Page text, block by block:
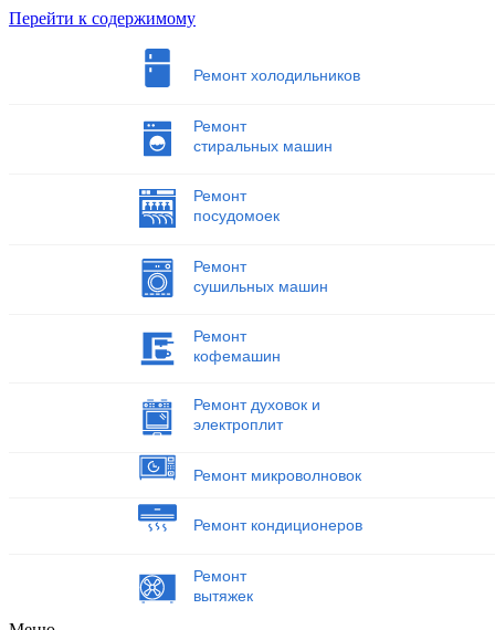
Перейти к содержимому
Ремонт холодильников
Ремонт
стиральных машин
Ремонт
посудомоек
Ремонт
сушильных машин
Ремонт
кофемашин
Ремонт духовок и
электроплит
Ремонт микроволновок
Ремонт кондиционеров
Ремонт
вытяжек